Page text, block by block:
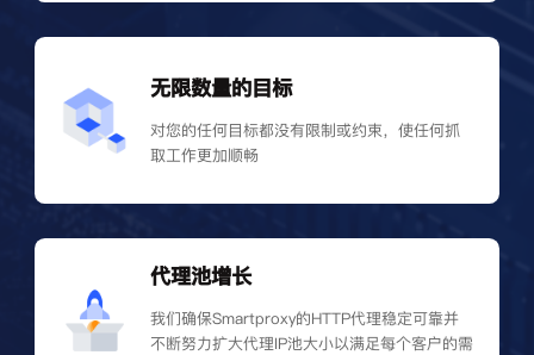
无限数量的目标
对您的任何目标都没有限制或约束，使任何抓
取工作更加顺畅
代理池增长
我们确保Smartproxy的HTTP代理稳定可靠并
不断努力扩大代理IP池大小以满足每个客户的需